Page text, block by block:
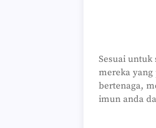
Sesuai
mereka
bertenaga,
imun anda